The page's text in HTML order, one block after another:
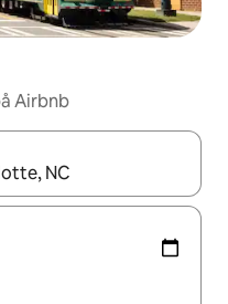
Airbnb
du navigere med